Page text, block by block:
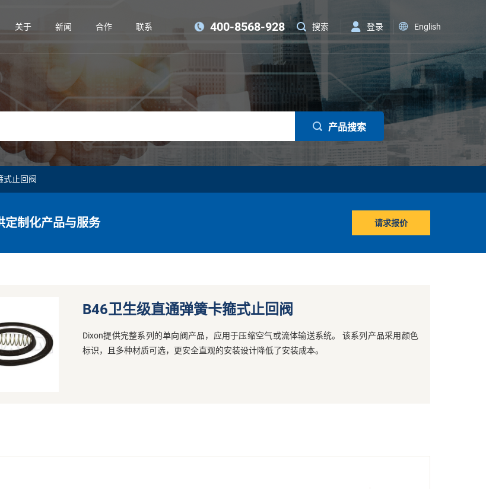
关于 新闻 合作 联系 400-8568-928 搜索 登录 English
产品搜索
式止回阀
定制化产品与服务 请求报价
B46卫生级直通弹簧卡箍式止回阀
Dixon提供完整系列的单向阀产品，应用于压缩空气或流体输送系统。 该系列产品采用颜色
标识，且多种材质可选，更安全直观的安装设计降低了安装成本。